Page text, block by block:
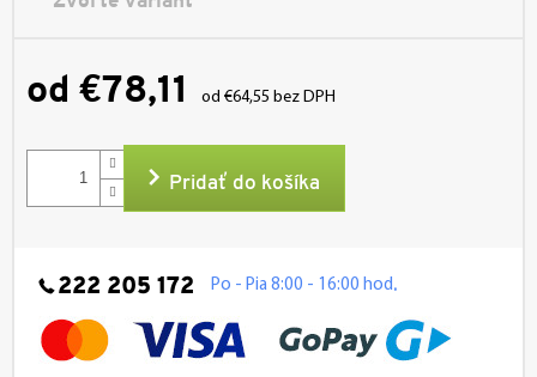
od €78,11 od €64,55 bez DPH
cena:
Pridať do košíka
222 205 172 Po - Pia 8:00 - 16:00 hod .